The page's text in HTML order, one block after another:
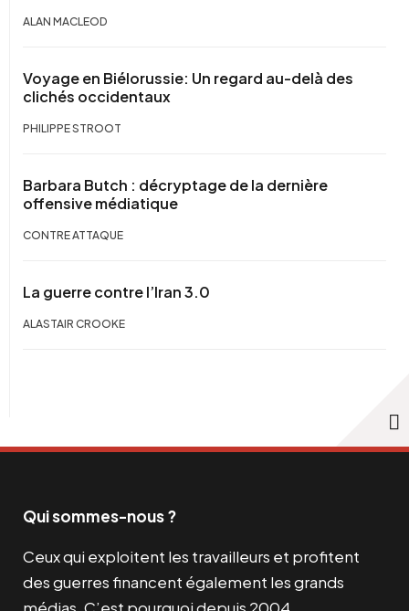
ALAN MACLEOD
Voyage en Biélorussie: Un regard au-delà des
clichés occidentaux
PHILIPPE STROOT
Barbara Butch : décryptage de la dernière
offensive médiatique
CONTRE ATTAQUE
La guerre contre l’Iran 3.0
ALASTAIR CROOKE
Qui sommes-nous ?
Ceux qui exploitent les travailleurs et profitent
des guerres financent également les grands